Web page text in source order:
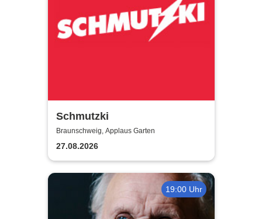
Schmutzki
Braunschweig, Applaus Garten
27.08.2026
19:00 Uhr